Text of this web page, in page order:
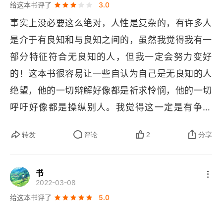
可怜的洛克
第7章 无罪感的病因：反社会人格是如何炼成的
抚养方式
文化影响
第8章 反社会人格者就在你身边
良知约束对那些毫无罪恶感的人有什么作用
尾声
怒，具有攻击性；       5. 毫不顾及自身或他人的安
危；       6. 一贯不负责任；       7. 在伤害、虐待他
人或偷窃他人东西之后毫无悔意。      如果一个人
同时表现出上述任何 3 项 “症状”，许多精神病学专
家就足以据此推定他患有反社会人格障碍。     对
书中极端的案例，我有一种深深的羞耻感，听闻于
是、悲伤于是、愤怒于是……
给这本书评了 3.0
事实上没必要这么绝对，人性是复杂的，有许多人
是介于有良知和与良知之间的，虽然我觉得我有一
部分特征符合无良知的人，但我一定会努力变好
的！这本书很容易让一些自认为自己是无良知的人
绝望，他的一切辩解好像都是祈求怜悯，他的一切
呼吁好像都是操纵别人。我觉得这一定是有争议
成的。
转发 评论 2 分享
书
2022-03-08
给这本书评了
5.0